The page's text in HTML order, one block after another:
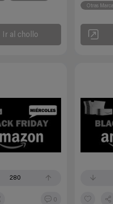
Ir al chollo
Otras
280
0